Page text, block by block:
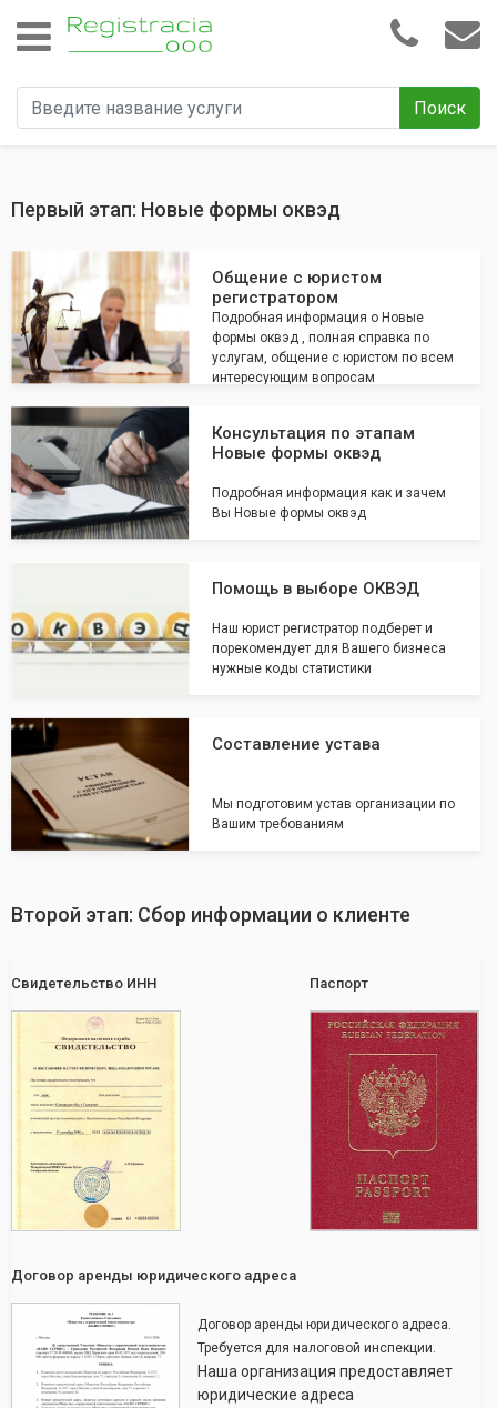
Поиск
Первый этап: Новые формы оквэд
Общение с юристом
регистратором
Подробная информация о Новые
формы оквэд , полная справка по
услугам, общение с юристом по всем
интересующим вопросам
Консультация по этапам
Новые формы оквэд
Подробная информация как и зачем
Вы Новые формы оквэд
Помощь в выборе ОКВЭД
Наш юрист регистратор подберет и
порекомендует для Вашего бизнеса
нужные коды статистики
Составление устава
Мы подготовим устав организации по
Вашим требованиям
Второй этап: Сбор информации о клиенте
Свидетельство ИНН Паспорт
Договор аренды юридического адреса
Договор аренды юридического адреса.
Требуется для налоговой инспекции.
Наша организация предоставляет
юридические адреса